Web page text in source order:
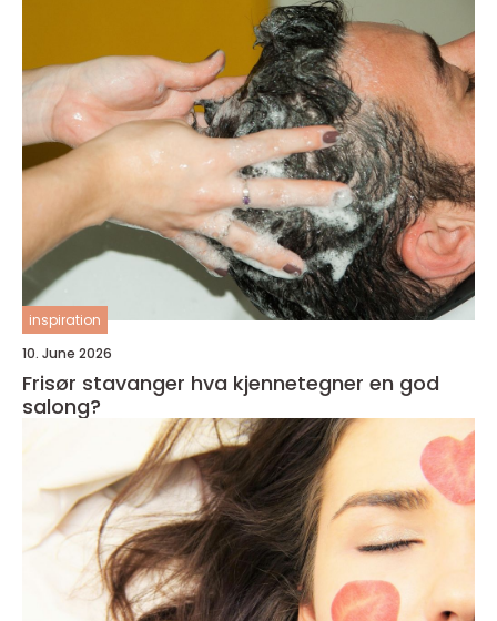
inspiration
10. June 2026
Frisør stavanger hva kjennetegner en god
salong?